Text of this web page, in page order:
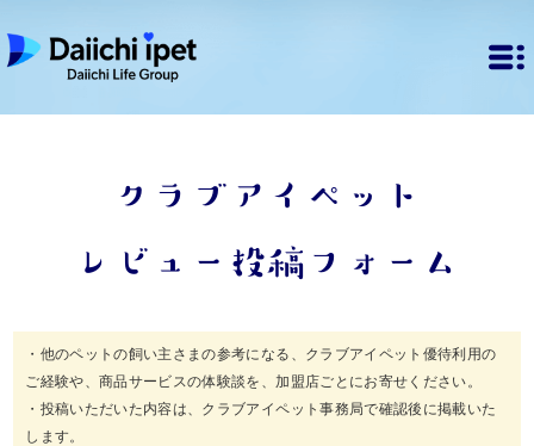
クラブアイペット
レビュー投稿フォーム
・他のペットの飼い主さまの参考になる、クラブアイペット優待利用の
ご経験や、商品サービスの体験談を、加盟店ごとにお寄せください。
・投稿いただいた内容は、クラブアイペット事務局で確認後に掲載いた
します。